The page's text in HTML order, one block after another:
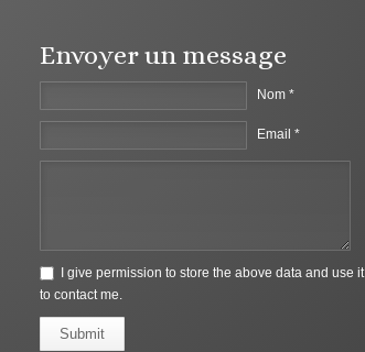
Envoyer un message
Nom *
Email *
I give permission to store the above data and use it
to contact me.
Submit